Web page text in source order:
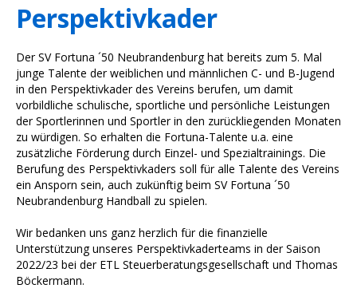
Perspektivkader
Der SV Fortuna ´50 Neubrandenburg hat bereits zum 5. Mal
junge Talente der weiblichen und männlichen C- und B-Jugend
in den Perspektivkader des Vereins berufen, um damit
vorbildliche schulische, sportliche und persönliche Leistungen
der Sportlerinnen und Sportler in den zurückliegenden Monaten
zu würdigen. So erhalten die Fortuna-Talente u.a. eine
zusätzliche Förderung durch Einzel- und Spezialtrainings. Die
Berufung des Perspektivkaders soll für alle Talente des Vereins
ein Ansporn sein, auch zukünftig beim SV Fortuna ´50
Neubrandenburg Handball zu spielen.
Wir bedanken uns ganz herzlich für die finanzielle
Unterstützung unseres Perspektivkaderteams in der Saison
2022/23 bei der ETL Steuerberatungsgesellschaft und Thomas
Böckermann.